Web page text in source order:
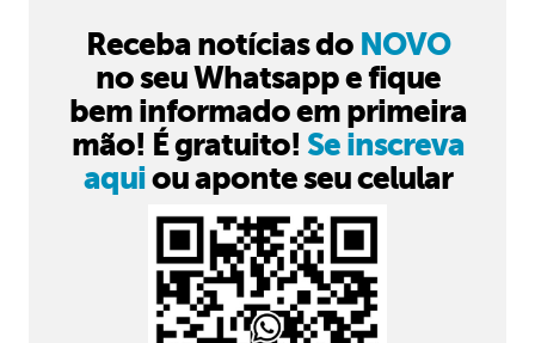
Receba notícias do NOVO
no seu Whatsapp e fique
bem informado em primeira
mão! É gratuito! Se inscreva
aquiou aponte seu celular